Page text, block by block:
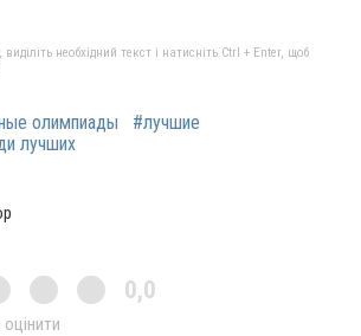
необхідний текст і натисніть Ctrl + Enter, щоб
олимпиады
#лучшие
лучших
0,0